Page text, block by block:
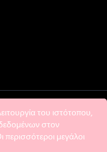
του ιστότοπου,
στον
μεγάλοι